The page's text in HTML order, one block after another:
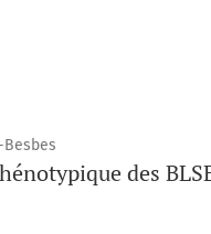
des